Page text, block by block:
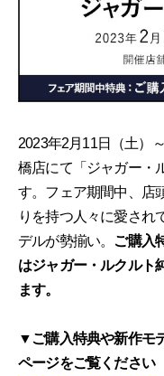
2023年2月11日（土）
橋店にて「ジャガー・
す。フェア期間中、店
りを持つ人々に愛され
デルが勢揃い。 ご購入
はジャガー・ルクルト
ます。
▼ご購入特典や新作モ
ページをご覧ください